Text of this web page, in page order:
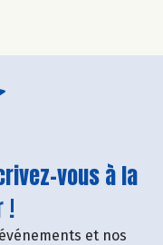
vous à la
!
et nos